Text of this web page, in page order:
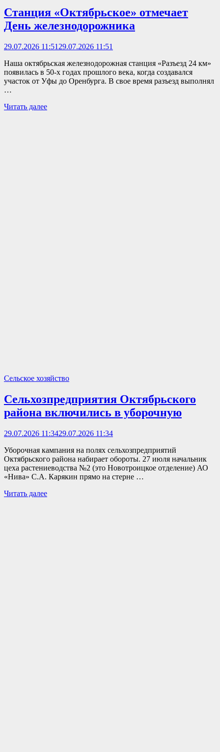
Станция «Октябрьское» отмечает
День железнодорожника
29.07.2026 11:51 29.07.2026 11:51
Наша октябрьская железнодорожная станция «Разъезд 24 км»
появилась в 50-х годах прошлого века, когда создавался
участок от Уфы до Оренбурга. В свое время разъезд выполнял
…
Читать далее
Сельское хозяйство
Сельхозпредприятия Октябрьского
района включились в уборочную
29.07.2026 11:3429.07.2026 11:34
Уборочная кампания на полях сельхозпредприятий
Октябрьского района набирает обороты. 27 июля начальник
цеха растениеводства №2 (это Новотроицкое отделение) АО
«Нива» С.А. Карякин прямо на стерне …
Читать далее